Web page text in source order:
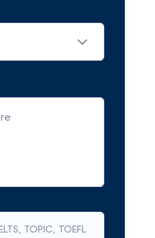
TOPIC, TOEFL